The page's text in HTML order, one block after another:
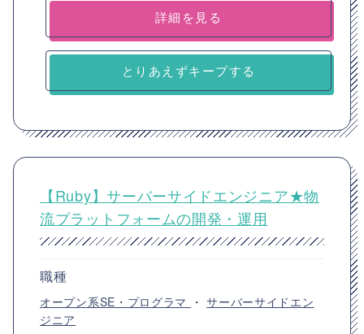
詳細を見る
とりあえずキープする
【Ruby】サーバーサイドエンジニア★物
流プラットフォームの開発・運用
職種
オープン系SE・プログラマ ・サーバーサイドエン
ジニア